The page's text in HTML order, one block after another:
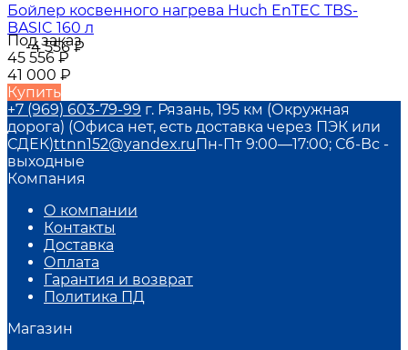
-4 556₽
Бойлер косвенного нагрева Huch EnTEC TBS-
BASIC 160 л
Под заказ
45 556₽
41 000 ₽
Купить
+7 (969) 603-79-99 г. Рязань, 195 км (Окружная
дорога) (Офиса нет, есть доставка через ПЭК или
СДЕК)ttnn152@yandex.ruПн-Пт 9:00—17:00; Сб-Вс -
выходные
Компания
О компании
Контакты
Доставка
Оплата
Гарантия и возврат
Политика ПД
Магазин